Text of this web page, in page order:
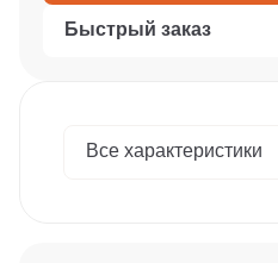
Быстрый заказ
Все характеристики